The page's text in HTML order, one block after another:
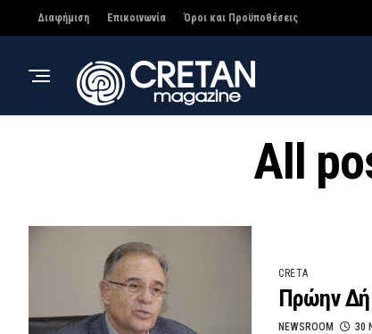
Διαφήμιση Επικοινωνία Όροι και Προϋποθέσεις
All
CRETA
Πρώην
NEWSROOM 30